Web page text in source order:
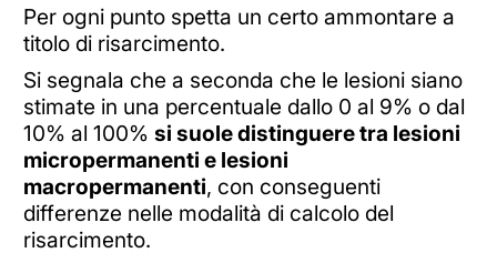
Per ogni punto spetta un certo ammontare a
titolo di risarcimento.
Si segnala che a seconda che le lesioni siano
stimate in una percentuale dallo 0 al 9% o dal
10% al 100% si suole distinguere tra lesioni
micropermanenti e lesioni
macropermanenti, con conseguenti
differenze nelle modalità di calcolo del
risarcimento.